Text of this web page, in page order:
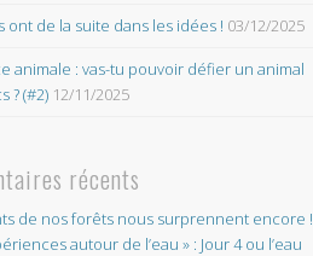
ont de la suite dans les idées ! 03/12/2025
animale : vas-tu pouvoir défier un animal
? (#2) 12/11/2025
récents
de nos forêts nous surprennent encore !
autour de l’eau » : Jour 4 ou l’eau